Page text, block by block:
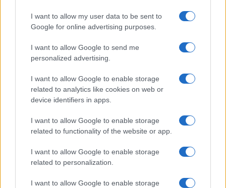
I want to allow my user data to be sent to
Google for online advertising purposes.
I want to allow Google to send me
personalized advertising.
I want to allow Google to enable storage
related to analytics like cookies on web or
device identifiers in apps.
I want to allow Google to enable storage
related to functionality of the website or app.
I want to allow Google to enable storage
related to personalization.
I want to allow Google to enable storage
SIM típus nanoSIM nanoSIM
Flight mode Van
Terület Globális Globális
Funkciók
PowerBank/Reverse
wireless charging. Abban
van, akkor 0 hely az NM
kártyának, mivel a 2. SIM
funkciójú!
120Hz, HDR10+
felszereltségû változat!